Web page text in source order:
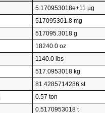
5.170953018e+11 µg
517095301.8 mg
517095.3018 g
18240.0 oz
1140.0 lbs
517.0953018 kg
81.4285714286 st
0.57 ton
0.5170953018 t